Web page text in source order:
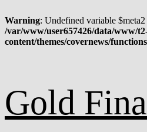
Warning: Undefined variable $meta2
/var/www/user657426/data/www/
content/themes/covernews/
к
содержимому
Gold